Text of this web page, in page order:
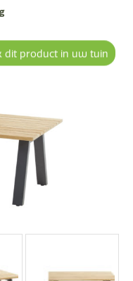
dit product in uw tuin